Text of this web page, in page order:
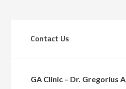
Contact Us
GA Clinic – Dr. Gregorius